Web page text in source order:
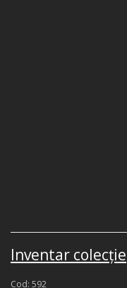
Inventar colecţie
Cod: 592